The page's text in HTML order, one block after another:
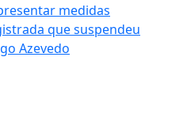
medidas
que suspendeu
Azevedo